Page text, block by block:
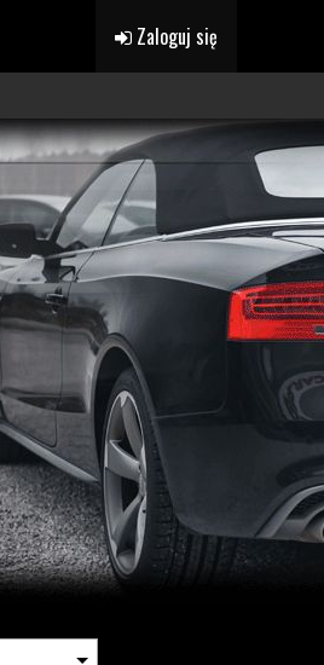
Zaloguj się